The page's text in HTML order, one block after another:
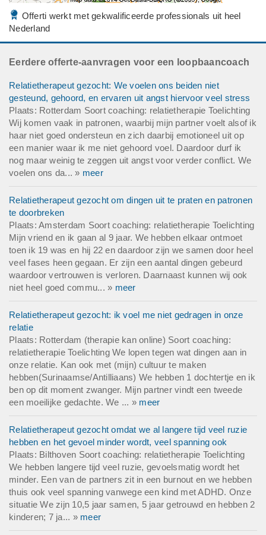
Offerti werkt met gekwalificeerde professionals uit heel
Nederland
Eerdere offerte-aanvragen voor een loopbaancoach
Relatietherapeut gezocht: We voelen ons beiden niet
gesteund, gehoord, en ervaren uit angst hiervoor veel stress
Plaats: Rotterdam Soort coaching: relatietherapie Toelichting
Wij komen vaak in patronen, waarbij mijn partner voelt alsof ik
haar niet goed ondersteun en zich daarbij emotioneel uit op
een manier waar ik me niet gehoord voel. Daardoor durf ik
nog maar weinig te zeggen uit angst voor verder conflict. We
voelen ons da... » meer
Relatietherapeut gezocht om dingen uit te praten en patronen
te doorbreken
Plaats: Amsterdam Soort coaching: relatietherapie Toelichting
Mijn vriend en ik gaan al 9 jaar. We hebben elkaar ontmoet
toen ik 19 was en hij 22 en daardoor zijn we samen door heel
veel fases heen gegaan. Er zijn een aantal dingen gebeurd
waardoor vertrouwen is verloren. Daarnaast kunnen wij ook
niet heel goed commu... » meer
Relatietherapeut gezocht: ik voel me niet gedragen in onze
relatie
Plaats: Rotterdam (therapie kan online) Soort coaching:
relatietherapie Toelichting We lopen tegen wat dingen aan in
onze relatie. Kan ook met (mijn) cultuur te maken
hebben(Surinaamse/Antilliaans) We hebben 1 dochtertje en ik
ben op dit moment zwanger. Mijn partner vindt een tweede
een moeilijke gedachte. We ... » meer
Relatietherapeut gezocht omdat we al langere tijd veel ruzie
hebben en het gevoel minder wordt, veel spanning ook
Plaats: Bilthoven Soort coaching: relatietherapie Toelichting
We hebben langere tijd veel ruzie, gevoelsmatig wordt het
minder. Een van de partners zit in een burnout en we hebben
thuis ook veel spanning vanwege een kind met ADHD. Onze
situatie We zijn 10,5 jaar samen, 5 jaar getrouwd en hebben 2
kinderen; 7 ja... » meer